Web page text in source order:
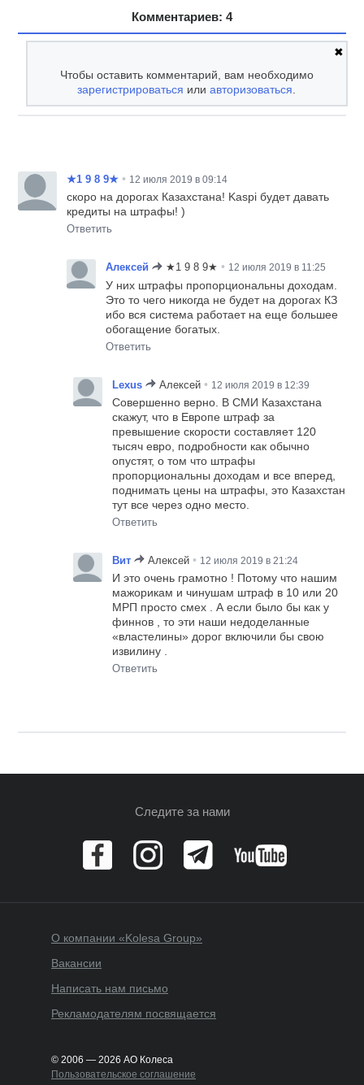
Комментариев: 4
✖
Чтобы оставить комментарий, вам необходимо
зарегистрироваться илиавторизоваться.
★1 9 8 9★ • 12 июля 2019 в 09:14
скоро на дорогах Казахстана! Kaspi будет давать
кредиты на штрафы! )
Ответить
Алексей ★1 9 8 9★ • 12 июля 2019 в 11:25
У них штрафы пропорциональны доходам.
Это то чего никогда не будет на дорогах КЗ
ибо вся система работает на еще большее
обогащение богатых.
Ответить
Lexus Алексей • 12 июля 2019 в 12:39
Совершенно верно. В СМИ Казахстана
скажут, что в Европе штраф за
превышение скорости составляет 120
тысяч евро, подробности как обычно
опустят, о том что штрафы
пропорциональны доходам и все вперед,
поднимать цены на штрафы, это Казахстан
тут все через одно место.
Ответить
Вит Алексей • 12 июля 2019 в 21:24
И это очень грамотно ! Потому что нашим
мажорикам и чинушам штраф в 10 или 20
МРП просто смех . А если было бы как у
финнов , то эти наши недоделанные
«властелины» дорог включили бы свою
извилину .
Ответить
Следите за нами
О компании «Kolesa Group»
Вакансии
Написать нам письмо
Рекламодателям посвящается
© 2006 — 2026 АО Колеса
Пользовательское соглашение